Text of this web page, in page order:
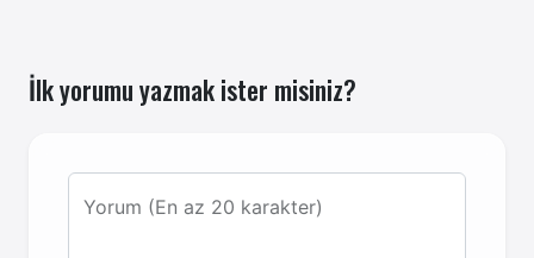
İlk yorumu yazmak ister misiniz?
Yorum (En az 20 karakter)